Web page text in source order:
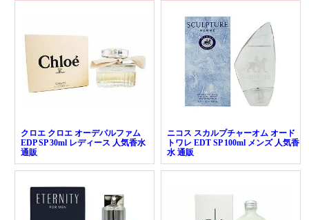
クロエ クロエ オーデパルファム
EDP SP 30ml レディース 人気香水
通販
ニコス スカルプチャーオム オード
トワレ EDT SP 100ml メンズ 人気香
水 通販